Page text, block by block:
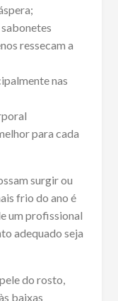
ressecam a
nas
para cada
surgir ou
frio do ano é
um profissional
adequado seja
do rosto,
baixas